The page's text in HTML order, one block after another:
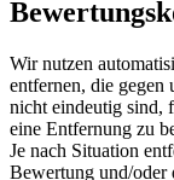
Wir nutzen
entfernen, die gegen
nicht eindeutig sind,
eine Entfernung zu
Je nach Situation
Bewertung und/oder